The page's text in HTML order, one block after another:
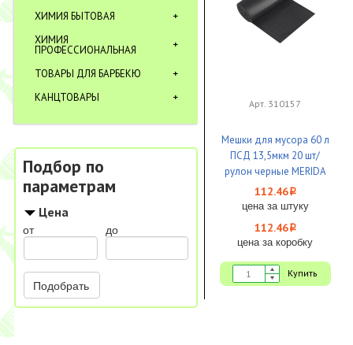
ХИМИЯ БЫТОВАЯ
ХИМИЯ
ПРОФЕССИОНАЛЬНАЯ
ТОВАРЫ ДЛЯ БАРБЕКЮ
КАНЦТОВАРЫ
Подбор по
параметрам
Цена
от до
Подобрать
Арт. 310157
Мешки для мусора 60 л
ПСД 13,5мкм 20 шт/
рулон черные MERIDA
КОМФОРТ 1/25
112.46i
цена за штуку
112.46i
цена за коробку
Купить